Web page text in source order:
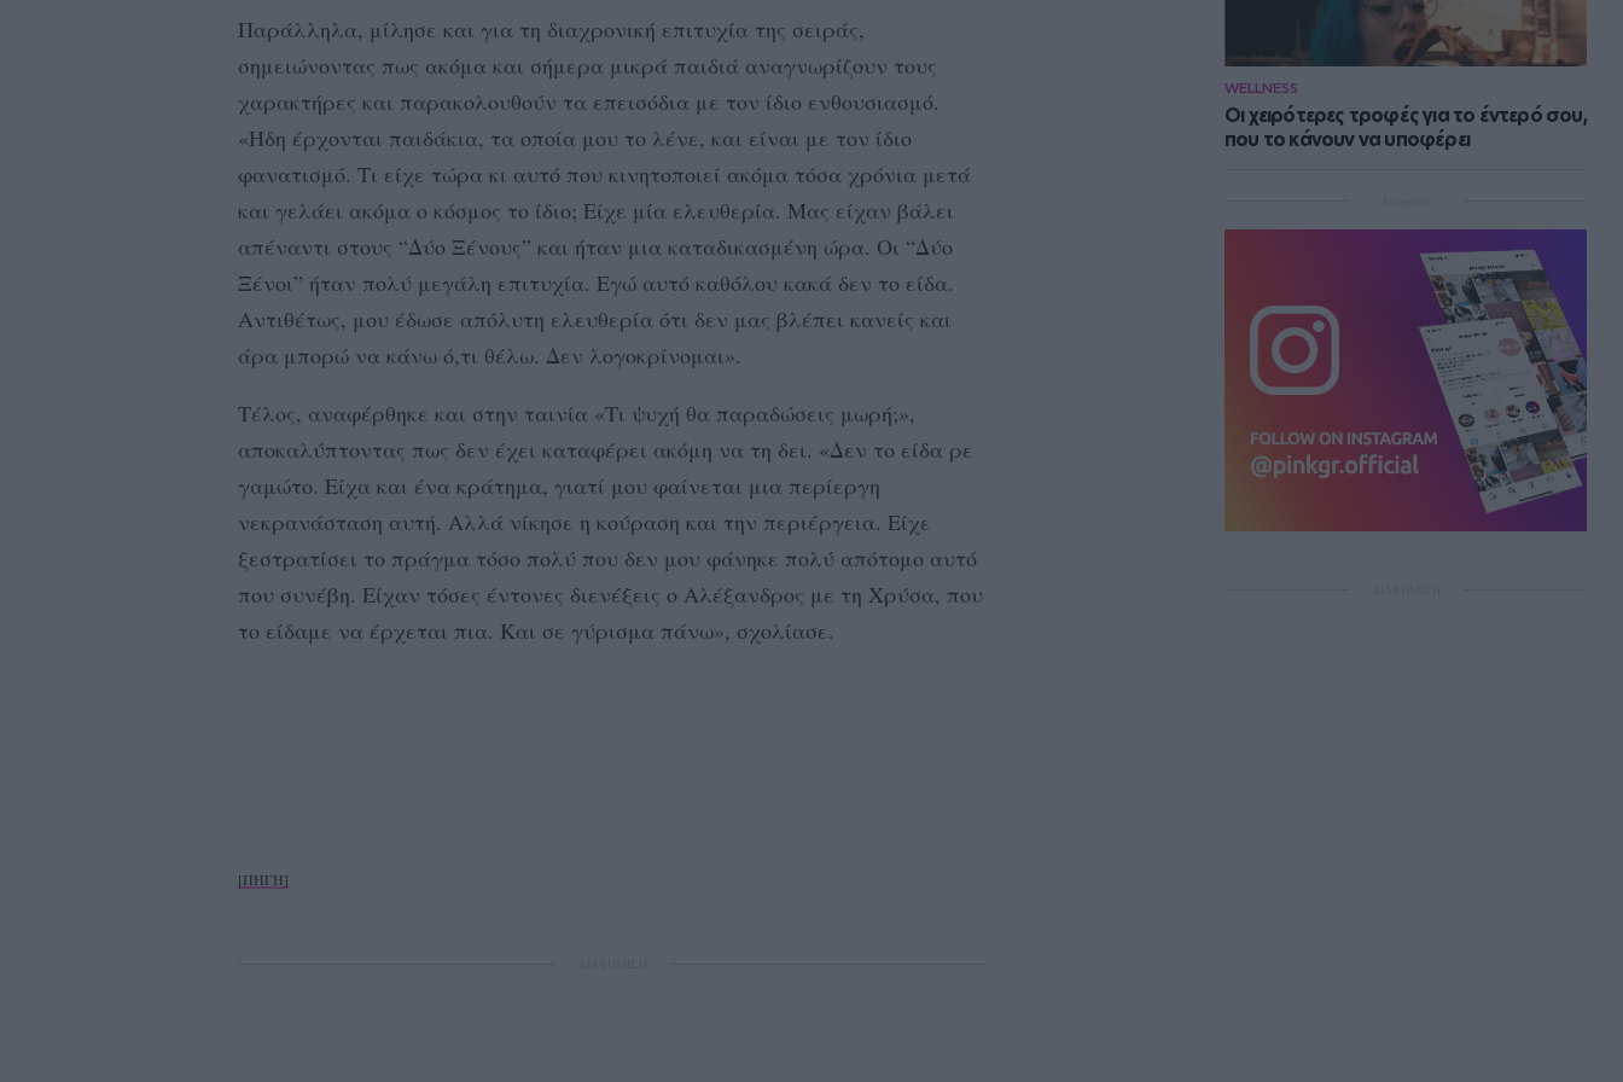
WELLNESS
Οι χειρότερες τροφές για το έντερό σου,
που το κάνουν να υποφέρει
Παράλληλα, μίλησε και για τη διαχρονική επιτυχία της σειράς,
σημειώνοντας πως ακόμα και σήμερα μικρά παιδιά αναγνωρίζουν τους
χαρακτήρες και παρακολουθούν τα επεισόδια με τον ίδιο ενθουσιασμό.
«Ήδη έρχονται παιδάκια, τα οποία μου το λένε, και είναι με τον ίδιο
φανατισμό. Τι είχε τώρα κι αυτό που κινητοποιεί ακόμα τόσα χρόνια μετά
και γελάει ακόμα ο κόσμος το ίδιο; Είχε μία ελευθερία. Μας είχαν βάλει
απέναντι στους “Δύο Ξένους” και ήταν μια καταδικασμένη ώρα. Οι “Δύο
Ξένοι” ήταν πολύ μεγάλη επιτυχία. Εγώ αυτό καθόλου κακά δεν το είδα.
Αντιθέτως, μου έδωσε απόλυτη ελευθερία ότι δεν μας βλέπει κανείς και
άρα μπορώ να κάνω ό,τι θέλω. Δεν λογοκρίνομαι».
Τέλος, αναφέρθηκε και στην ταινία «Τι ψυχή θα παραδώσεις μωρή;»,
αποκαλύπτοντας πως δεν έχει καταφέρει ακόμη να τη δει. «Δεν το είδα ρε
γαμώτο. Είχα και ένα κράτημα, γιατί μου φαίνεται μια περίεργη
νεκρανάσταση αυτή. Αλλά νίκησε η κούραση και την περιέργεια. Είχε
ξεστρατίσει το πράγμα τόσο πολύ που δεν μου φάνηκε πολύ απότομο αυτό
που συνέβη. Είχαν τόσες έντονες διενέξεις ο Αλέξανδρος με τη Χρύσα, που
το είδαμε να έρχεται πια. Και σε γύρισμα πάνω», σχολίασε.
[ΠΗΓΗ]